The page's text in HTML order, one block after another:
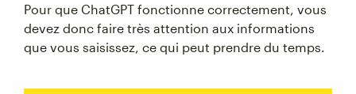
Pour que ChatGPT fonctionne correctement, vous
devez donc faire très attention aux informations
que vous saisissez, ce qui peut prendre du temps.